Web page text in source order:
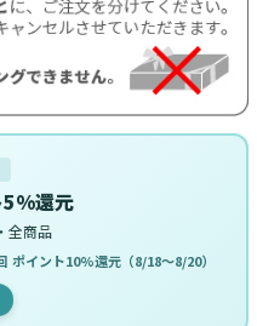
5%還元
全商品
ポイント10%還元（8/18〜8/20）